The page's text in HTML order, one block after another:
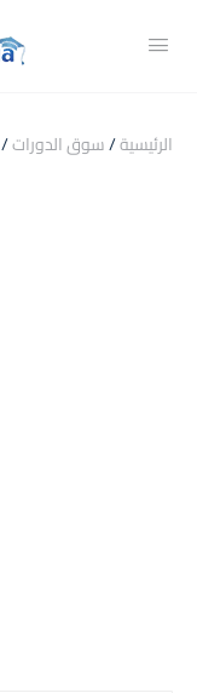
الرئيسية/سوق الدورات/